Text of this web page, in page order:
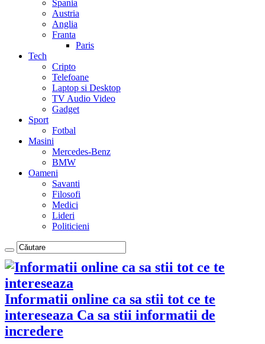
Spania
Austria
Anglia
Franta
Paris
Tech
Cripto
Telefoane
Laptop si Desktop
TV Audio Video
Gadget
Sport
Fotbal
Masini
Mercedes-Benz
BMW
Oameni
Savanti
Filosofi
Medici
Lideri
Politicieni
Informatii online ca sa stii tot ce te
intereseaza Ca sa stii informatii de
incredere